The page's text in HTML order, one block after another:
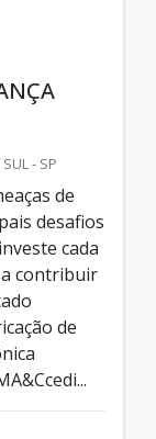
- SP
de
desafios
cada
a contribuir
de